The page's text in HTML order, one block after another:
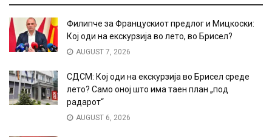
Филипче за Францускиот предлог и Мицкоски:
Кој оди на екскурзија во лето, во Брисел?
AUGUST 7, 2026
СДСМ: Кој оди на екскурзија во Брисел среде
лето? Само оној што има таен план „под
радарот“
AUGUST 6, 2026